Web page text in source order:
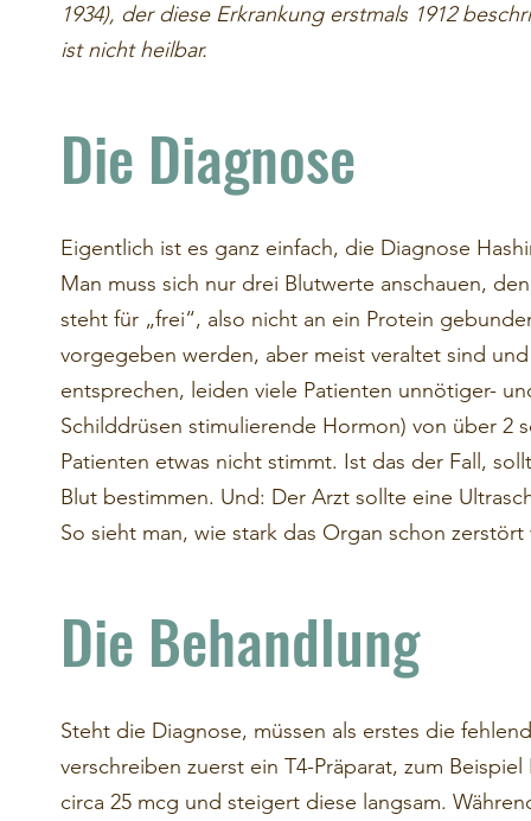
1934), der diese Erkrankung erstmals 1912
ist nicht heilbar.
Die Diagnose
Eigentlich ist es ganz einfach, die Diagnose
Man muss sich nur drei Blutwerte anschauen,
steht für „frei“, also nicht an ein Protein
vorgegeben werden, aber meist veraltet sind
entsprechen, leiden viele Patienten unnötiger-
Schilddrüsen stimulierende Hormon) von über 2
Patienten etwas nicht stimmt. Ist das der Fall,
Blut bestimmen. Und: Der Arzt sollte eine
So sieht man, wie stark das Organ schon
Die Behandlung
Steht die Diagnose, müssen als erstes die
verschreiben zuerst ein T4-Präparat, zum
circa 25 mcg und steigert diese langsam.